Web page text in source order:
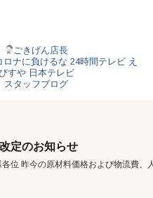
ごきげん店長
ロナに負けるな 24時間テレビ え
すや 日本テレビ
スタッフブログ
定のお知らせ
各位 昨今の原材料価格および物流費、